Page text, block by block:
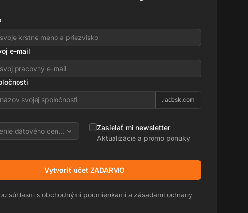
e-mail
.ladesk.com
dátového centra
Zasielať mi newsletter
Aktualizácie a promo ponuky
Vytvoriť účet ZADARMO
súhlasm s obchodnými podmienkami a zásadami ochrany